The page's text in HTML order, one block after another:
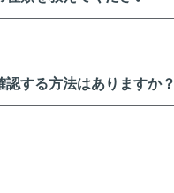
認する方法はありますか？